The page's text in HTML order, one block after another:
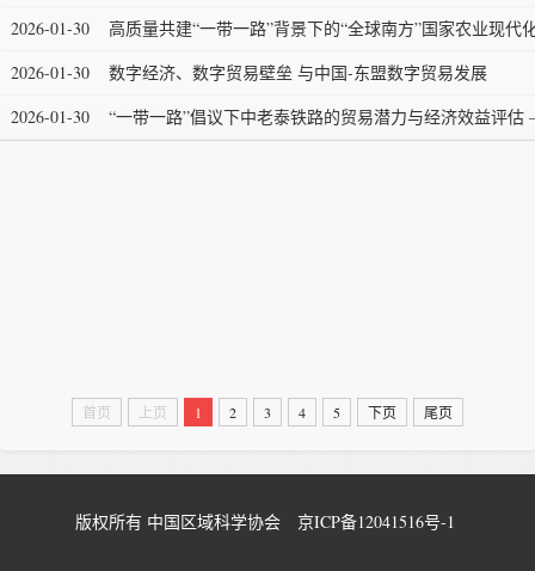
2026-01-30
高质量共建“一带一路”背景下的“全球南方”国家农业现代
2026-01-30
数字经济、数字贸易壁垒 与中国-东盟数字贸易发展
2026-01-30
“一带一路”倡议下中老泰铁路的贸易潜力与经济效益评
首页 上页 1 2 3 4 5 下页 尾页
版权所有 中国区域科学协会 京ICP备12041516号-1